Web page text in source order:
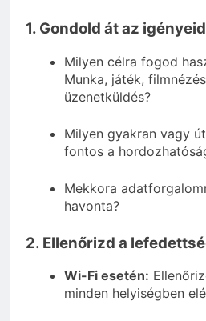
1. Gondold át az
Milyen célra fogod
Munka, játék,
üzenetküldés?
Milyen gyakran vagy
fontos a
Mekkora
havonta?
2. Ellenőrizd a
Wi-Fi esetén:
minden helyiségben